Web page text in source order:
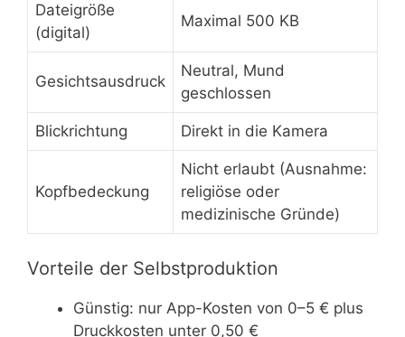
Dateigröße
(digital)
Maximal 500 KB
Gesichtsausdruck
Neutral, Mund
geschlossen
Blickrichtung Direkt in die Kamera
Kopfbedeckung
Nicht erlaubt (Ausnahme:
religiöse oder
medizinische Gründe)
Vorteile der Selbstproduktion
Günstig: nur App-Kosten von 0–5 € plus
Druckkosten unter 0,50 €